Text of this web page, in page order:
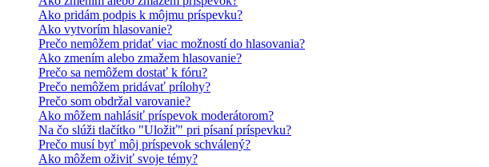
Ako pridám podpis k môjmu príspevku?
Ako vytvorím hlasovanie?
Prečo nemôžem pridať viac možností do hlasovania?
Ako zmením alebo zmažem hlasovanie?
Prečo sa nemôžem dostať k fóru?
Prečo nemôžem pridávať prílohy?
Prečo som obdržal varovanie?
Ako môžem nahlásiť príspevok moderátorom?
Na čo slúži tlačítko "Uložiť" pri písaní príspevku?
Prečo musí byť môj príspevok schválený?
Ako môžem oživiť svoje témy?